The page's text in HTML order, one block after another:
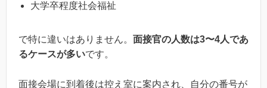
大学卒程度社会福祉
で特に違いはありません。 面接官の人数は3〜4人であ
るケースが多いです。
面接会場に到着後は控え室に案内され、自分の番号が